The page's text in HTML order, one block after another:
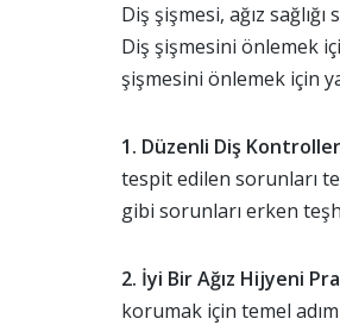
Diş şişmesi, ağız
Diş şişmesini önlemek
şişmesini önlemek için
1. Düzenli Diş
tespit edilen sorunları
gibi sorunları erken
2. İyi Bir Ağız Hijyeni
korumak için temel